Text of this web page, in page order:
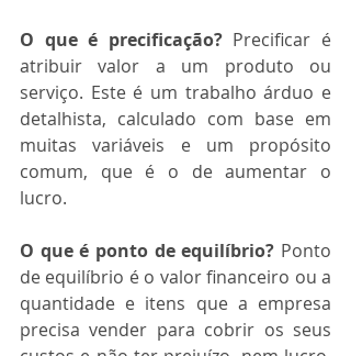
O que é precificação? Precificar é
atribuir valor a um produto ou
serviço. Este é um trabalho árduo e
detalhista, calculado com base em
muitas variáveis e um propósito
comum, que é o de aumentar o
lucro.
O que é ponto de equilíbrio? Ponto
de equilíbrio é o valor financeiro ou a
quantidade e itens que a empresa
precisa vender para cobrir os seus